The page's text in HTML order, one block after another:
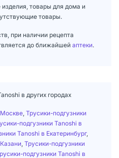
товары для дома и
товары.
при наличии рецепта
до ближайшей аптеки.
в других городах
Москве Трусики-подгузники
подгузники Tanoshi в
Tanoshi в Екатеринбург,
Трусики-подгузники
подгузники Tanoshi в